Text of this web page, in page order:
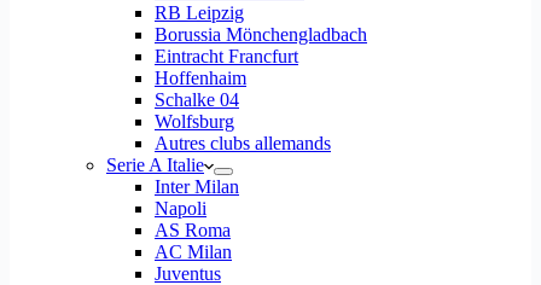
RB Leipzig
Borussia Mönchengladbach
Eintracht Francfurt
Hoffenhaim
Schalke 04
Wolfsburg
Autres clubs allemands
Serie A Italie
Inter Milan
Napoli
AS Roma
AC Milan
Juventus